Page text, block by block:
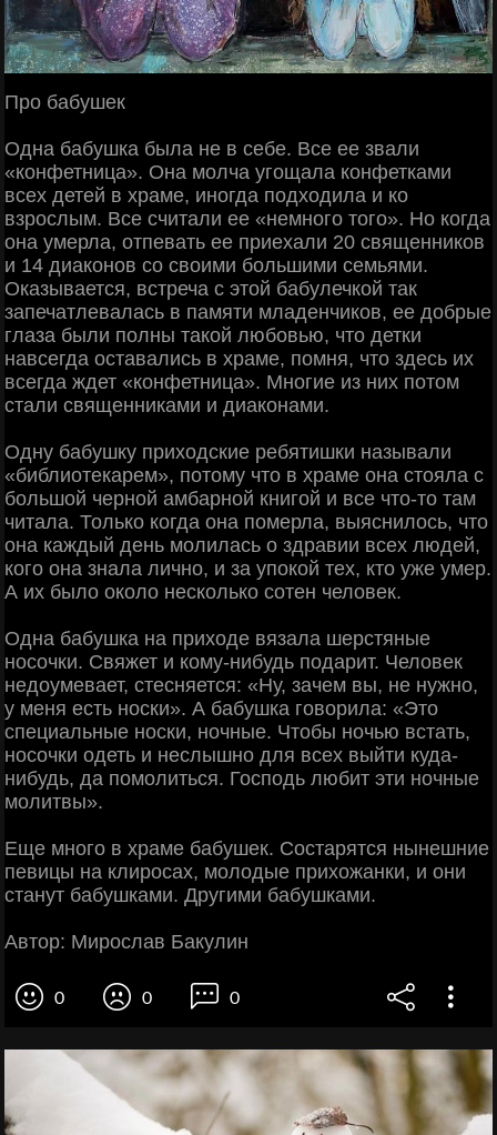
Про бабушек
Одна бабушка была не в себе. Все ее звали
«конфетница». Она молча угощала конфетками
всех детей в храме, иногда подходила и ко
взрослым. Все считали ее «немного того». Но когда
она умерла, отпевать ее приехали 20 священников
и 14 диаконов со своими большими семьями.
Оказывается, встреча с этой бабулечкой так
запечатлевалась в памяти младенчиков, ее добрые
глаза были полны такой любовью, что детки
навсегда оставались в храме, помня, что здесь их
всегда ждет «конфетница». Многие из них потом
стали священниками и диаконами.
Одну бабушку приходские ребятишки называли
«библиотекарем», потому что в храме она стояла с
большой черной амбарной книгой и все что-то там
читала. Только когда она померла, выяснилось, что
она каждый день молилась о здравии всех людей,
кого она знала лично, и за упокой тех, кто уже умер.
А их было около несколько сотен человек.
Одна бабушка на приходе вязала шерстяные
носочки. Свяжет и кому-нибудь подарит. Человек
недоумевает, стесняется: «Ну, зачем вы, не нужно,
у меня есть носки». А бабушка говорила: «Это
специальные носки, ночные. Чтобы ночью встать,
носочки одеть и неслышно для всех выйти куда-
нибудь, да помолиться. Господь любит эти ночные
молитвы».
Еще много в храме бабушек. Состарятся нынешние
певицы на клиросах, молодые прихожанки, и они
станут бабушками. Другими бабушками.
Автор: Мирослав Бакулин
0 0 0